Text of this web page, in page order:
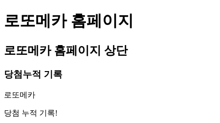
로또메카 홈페이지
로또메카 홈페이지 상단
당첨누적 기록
로또메카
당첨 누적 기록!